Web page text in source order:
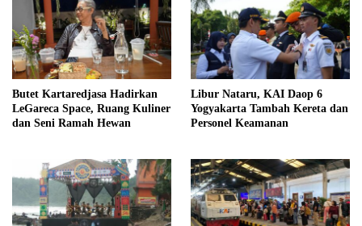
Butet Kartaredjasa Hadirkan
LeGareca Space, Ruang Kuliner
dan Seni Ramah Hewan
Libur Nataru, KAI Daop 6
Yogyakarta Tambah Kereta dan
Personel Keamanan